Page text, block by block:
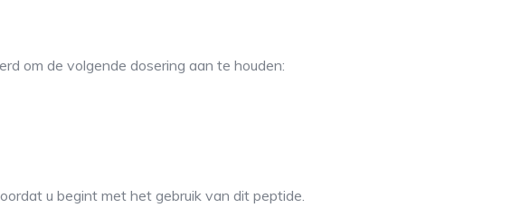
om de volgende dosering aan te houden:
u begint met het gebruik van dit peptide.